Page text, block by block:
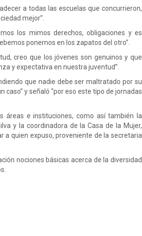
a todas las escuelas que concurrieron,
mejor”.
los mimos derechos, obligaciones y es
ponernos en los zapatos del otro”.
creo que los jóvenes son genuinos y que
y expectativa en nuestra juventud”.
que nadie debe ser maltratado por su
caso” y señaló “por eso este tipo de jornadas
áreas e instituciones, como así también la
y la coordinadora de la Casa de la Mujer,
a quien expuso, proveniente de la secretaria
nociones básicas acerca de la diversidad